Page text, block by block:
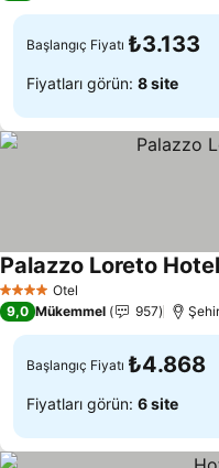
Başlangıç Fiyatı ₺3.133
Fiyatları görün: 8 site
4 Yıldız Otel
Palazzo Loreto
9,0 Mükemmel 957
Başlangıç Fiyatı ₺4.868
Fiyatları görün: 6 site